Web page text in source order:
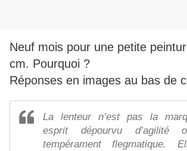
Neuf mois pour une petite
cm. Pourquoi ?
Réponses en images au bas de
La lenteur n’est pas la
esprit dépourvu d’agilité
tempérament flegmatique.